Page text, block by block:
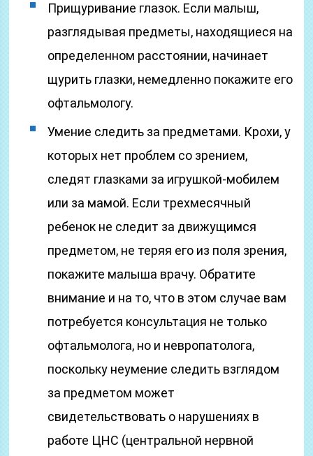
Прищуривание глазок. Если малыш,
разглядывая предметы, находящиеся на
определенном расстоянии, начинает
щурить глазки, немедленно покажите его
офтальмологу.
Умение следить за предметами. Крохи, у
которых нет проблем со зрением,
следят глазками за игрушкой-мобилем
или за мамой. Если трехмесячный
ребенок не следит за движущимся
предметом, не теряя его из поля зрения,
покажите малыша врачу. Обратите
внимание и на то, что в этом случае вам
потребуется консультация не только
офтальмолога, но и невропатолога,
поскольку неумение следить взглядом
за предметом может
свидетельствовать о нарушениях в
работе ЦНС (центральной нервной